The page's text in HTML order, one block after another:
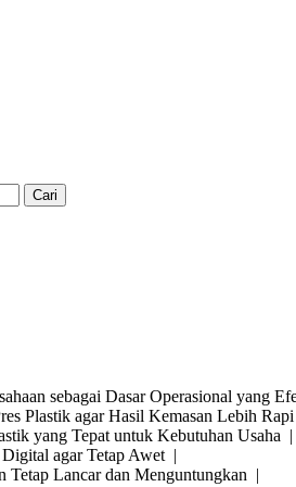
sebagai Dasar Operasional yang
Plastik agar Hasil Kemasan Lebih
yang Tepat untuk Kebutuhan Usaha |
agar Tetap Awet |
Tetap Lancar dan Menguntungkan |